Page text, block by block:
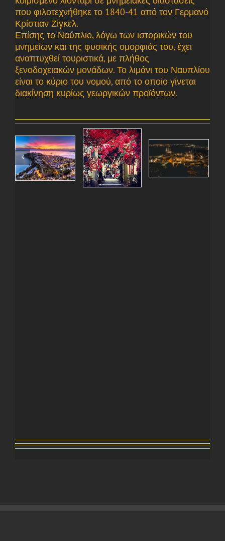
που φιλοτεχνήθηκε το 1840-41 από τον Γερμανό
Κρίστιαν Ζίγκελ.
Επίσης το Ναύπλιο, λόγω των ιστορικών του
μνημείων και της φυσικής ομορφιάς του, έχει
αναπτυχθεί τουριστικά, με πλήθος
ξενοδοχειακών μονάδων. Το λιμάνι του Ναυπλίου
είναι το κύριο του νομού, από το οποίο γίνεται
διακίνηση κυρίως γεωργικών προϊόντων.